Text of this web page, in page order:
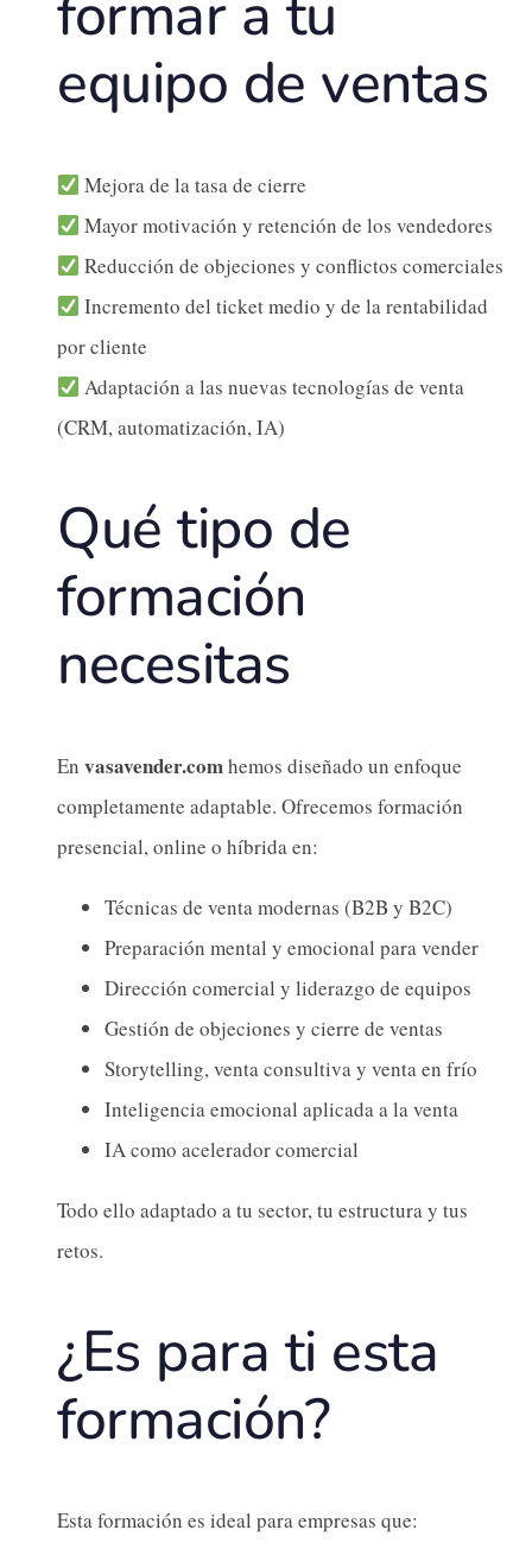
formar a tu
equipo de ventas
Mejora de la tasa de cierre
Mayor motivación y retención de los vendedores
Reducción de objeciones y conflictos comerciales
Incremento del ticket medio y de la rentabilidad
por cliente
Adaptación a las nuevas tecnologías de venta
(CRM, automatización, IA)
Qué tipo de
formación
necesitas
En vasavender.comhemos diseñado un enfoque
completamente adaptable. Ofrecemos formación
presencial, online o híbrida en:
Técnicas de venta modernas (B2B y B2C)
Preparación mental y emocional para vender
Dirección comercial y liderazgo de equipos
Gestión de objeciones y cierre de ventas
Storytelling, venta consultiva y venta en frío
Inteligencia emocional aplicada a la venta
IA como acelerador comercial
Todo ello adaptado a tu sector, tu estructura y tus
retos.
¿Es para ti esta
formación?
Esta formación es ideal para empresas que: